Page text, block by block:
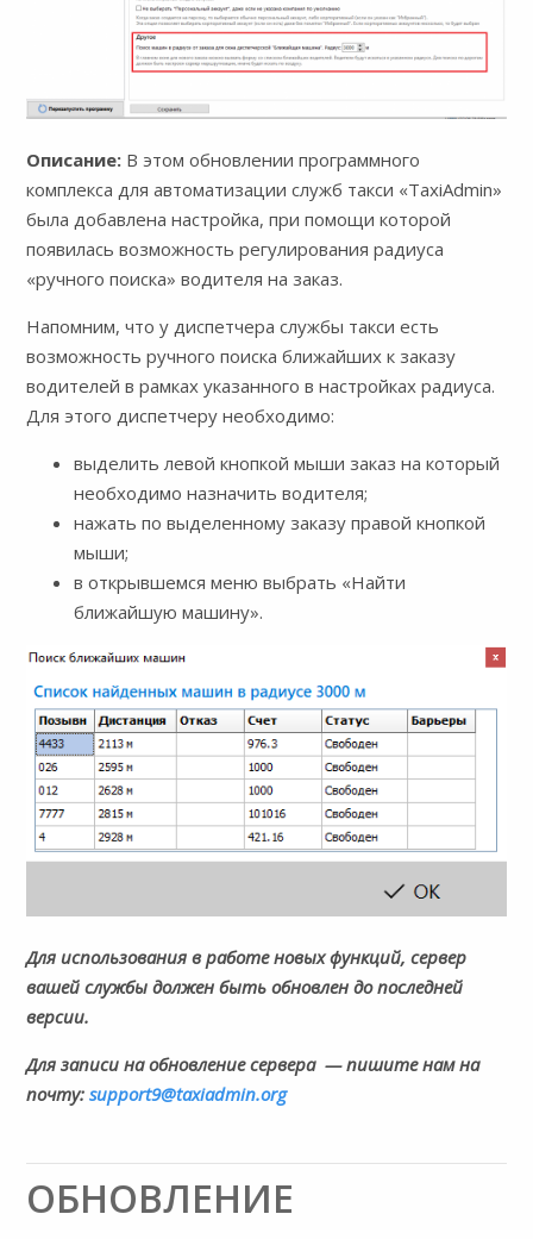
Описание:В этом обновлении программного
комплекса для автоматизации служб такси «TaxiAdmin»
была добавлена настройка, при помощи которой
появилась возможность регулирования радиуса
«ручного поиска» водителя на заказ.
Напомним, что у диспетчера службы такси есть
возможность ручного поиска ближайших к заказу
водителей в рамках указанного в настройках радиуса.
Для этого диспетчеру необходимо:
выделить левой кнопкой мыши заказ на который
необходимо назначить водителя;
нажать по выделенному заказу правой кнопкой
мыши;
в открывшемся меню выбрать «Найти
ближайшую машину».
Для использования в работе новых функций, сервер
вашей службы должен быть обновлен до последней
версии.
Для записи на обновление сервера — пишите нам на
почту: support9@taxiadmin.org
ОБНОВЛЕНИЕ